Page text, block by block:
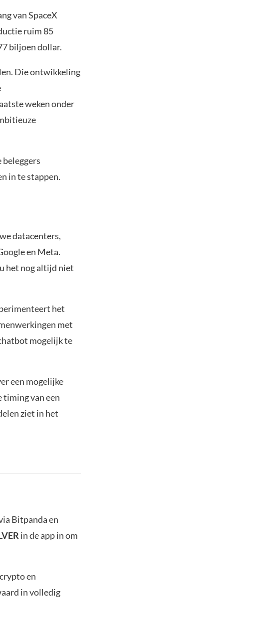
van SpaceX
ruim 85
biljoen dollar.
. Die ontwikkeling
weken onder
in te stappen.
datacenters,
en Meta.
het nog altijd niet
het
met
mogelijk te
een mogelijke
timing van een
ziet in het
Bitpanda en
in de app in om
en
in volledig